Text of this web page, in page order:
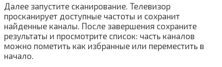
Далее запустите сканирование. Телевизор
просканирует доступные частоты и сохранит
найденные каналы. После завершения сохраните
результаты и просмотрите список: часть каналов
можно пометить как избранные или переместить в
начало.